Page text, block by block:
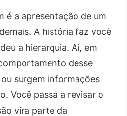
é a apresentação de um
A história faz você
a hierarquia. Aí, em
desse
surgem informações
Você passa a revisar o
vira parte da